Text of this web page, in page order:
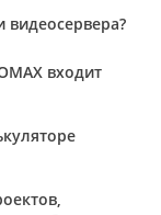
видеосервера?
входит